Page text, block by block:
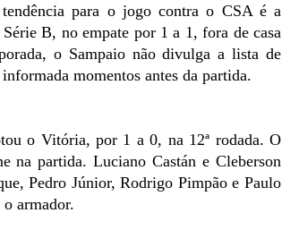
para o jogo contra o CSA é a
B, no empate por 1 a 1, fora de casa
o Sampaio não divulga a lista de
momentos antes da partida.
o Vitória, por 1 a 0, na 12ª rodada. O
na partida.Luciano Castán e Cleberson
Pedro Júnior, Rodrigo Pimpão e Paulo
armador.